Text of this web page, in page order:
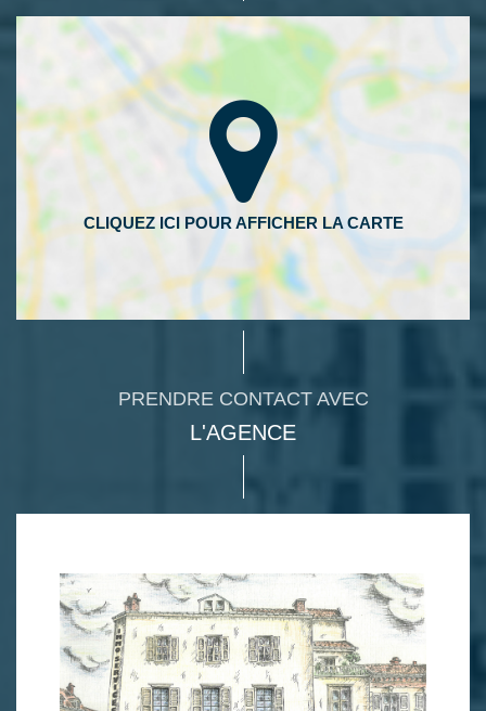
PRENDRE CONTACT AVEC
L'AGENCE